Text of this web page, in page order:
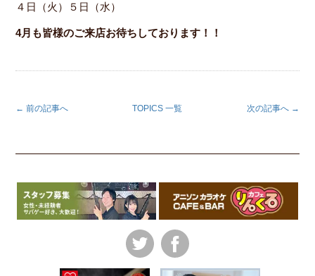
４日（火）５日（水）
4月も皆様のご来店お待ちしております！！
← 前の記事へ 次の記事へ →
TOPICS 一覧